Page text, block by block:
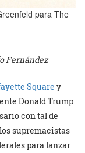
para The
Fernández
Square y
Donald Trump
con tal de
supremacistas
para lanzar